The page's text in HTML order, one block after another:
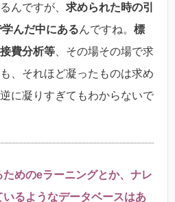
んですが、 求められた時の引
んだ中にあるんですね。 標
費分析等 、その場その場で求
、それほど凝ったものは求め
に凝りすぎてもわからないで
めのeラーニングとか、ナレ
いるようなデータベースはあ